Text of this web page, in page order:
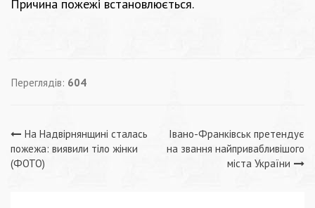
Причина пожежі встановлюється.
Переглядів: 604
Навігація
записів
На Надвірнянщині сталась
пожежа: виявили тіло жінки
(ФОТО)
Івано-Франківськ претендує
на звання найпривабливішого
міста України